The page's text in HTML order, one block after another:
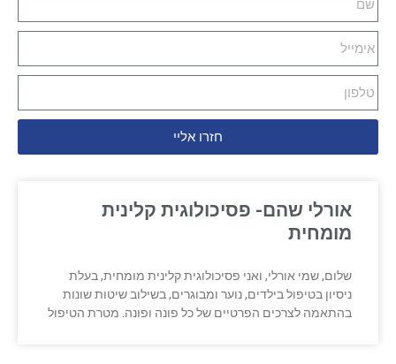
חזרו אליי
אורלי שהם- פסיכולוגית קלינית
מומחית
שלום, שמי אורלי, ואני פסיכולוגית קלינית מומחית, בעלת
ניסיון בטיפול בילדים, נוער ומבוגרים, בשילוב שיטות שונות
בהתאמה לצרכים הפרטיים של כל פונה ופונה. מטרת הטיפול